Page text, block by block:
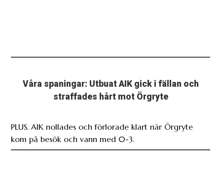
Våra spaningar: Utbuat AIK gick i fällan och
straffades hårt mot Örgryte
PLUS. AIK nollades och förlorade klart när Örgryte
kom på besök och vann med 0-3.